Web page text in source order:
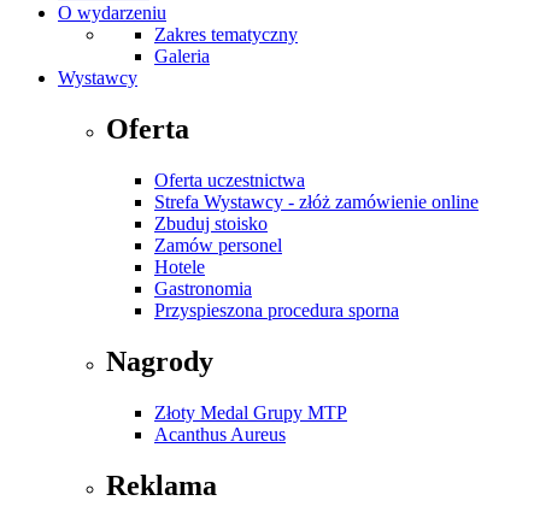
O wydarzeniu
Zakres tematyczny
Galeria
Wystawcy
Oferta
Oferta uczestnictwa
Strefa Wystawcy - złóż zamówienie online
Zbuduj stoisko
Zamów personel
Hotele
Gastronomia
Przyspieszona procedura sporna
Nagrody
Złoty Medal Grupy MTP
Acanthus Aureus
Reklama